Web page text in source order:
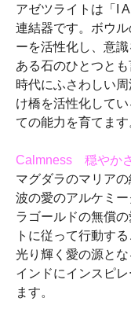
アゼツライトは「I
連結器です。ボウ
ーを活性化し、意
ある石のひとつと
時代にふさわしい
け橋を活性化して
ての能力を育てます
Calmness 穏やか
マグダラのマリア
波の愛のアルケミ
ラゴールドの無償
トに従って行動す
光り輝く愛の源と
インドにインスピ
ます。